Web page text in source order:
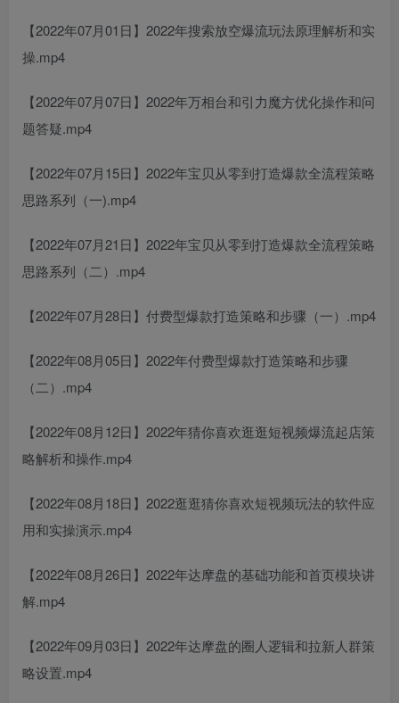
【2022年07月01日】2022年搜索放空爆流玩法原理解析和实
操.mp4
【2022年07月07日】2022年万相台和引力魔方优化操作和问
题答疑.mp4
【2022年07月15日】2022年宝贝从零到打造爆款全流程策略
思路系列（一).mp4
【2022年07月21日】2022年宝贝从零到打造爆款全流程策略
思路系列（二）.mp4
【2022年07月28日】付费型爆款打造策略和步骤（一）.mp4
【2022年08月05日】2022年付费型爆款打造策略和步骤
（二）.mp4
【2022年08月12日】2022年猜你喜欢逛逛短视频爆流起店策
略解析和操作.mp4
【2022年08月18日】2022逛逛猜你喜欢短视频玩法的软件应
用和实操演示.mp4
【2022年08月26日】2022年达摩盘的基础功能和首页模块讲
解.mp4
【2022年09月03日】2022年达摩盘的圈人逻辑和拉新人群策
略设置.mp4